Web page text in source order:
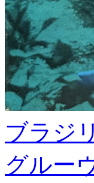
ブラジ
グルー